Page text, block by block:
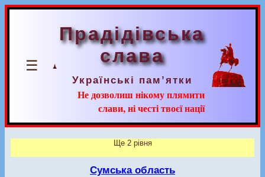
☰
Прадідівська
слава
Українські пам’ятки
Не дозволиш нікому плямити
слави, ні честі твоєї нації
Ще 2 рівня
Сумська область